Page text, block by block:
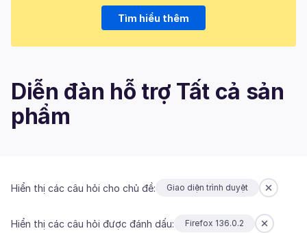
Tìm hiểu thêm
Diễn đàn hỗ trợ Tất cả sản
phẩm
Hiển thị các câu hỏi cho chủ đề: Giao diện trình duyệt
Hiển thị các câu hỏi được đánh dấu: Firefox 136.0.2